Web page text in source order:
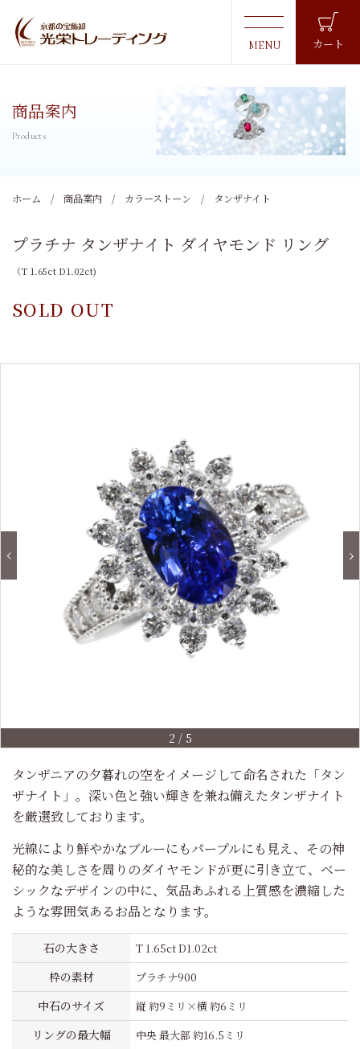
カート
商品案内
ホーム 商品案内 カラーストーン タンザナイト
プラチナ タンザナイト ダイヤモンド リング
（T 1.65ct D1.02ct)
SOLD OUT
2 / 5
タンザニアの夕暮れの空をイメージして命名された「タン
ザナイト」。深い色と強い輝きを兼ね備えたタンザナイト
を厳選致しております。
光線により鮮やかなブルーにもパープルにも見え、その神
秘的な美しさを周りのダイヤモンドが更に引き立て、ベー
シックなデザインの中に、気品あふれる上質感を濃縮した
ような雰囲気あるお品となります。
石の大きさ T 1.65ct D1.02ct
枠の素材 プラチナ900
中石のサイズ 縦 約9ミリ×横 約6ミリ
リングの最大幅 中央 最大部 約16.5ミリ